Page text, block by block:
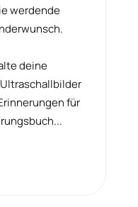
werdende
deine
für